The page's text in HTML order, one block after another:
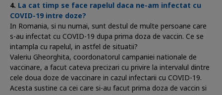
La cat timp se face rapelul daca ne-am infectat cu
COVID-19 intre doze?
In Romania, si nu numai, sunt destul de multe persoane care
s-au infectat cu COVID-19 dupa prima doza de vaccin. Ce se
intampla cu rapelul, in astfel de situatii?
Valeriu Gheorghita, coordonatorul campaniei nationale de
vaccinare, a facut cateva precizari cu privire la intervalul dintre
cele doua doze de vaccinare in cazul infectarii cu COVID-19.
Acesta sustine ca cei care si-au facut prima doza de vaccin si